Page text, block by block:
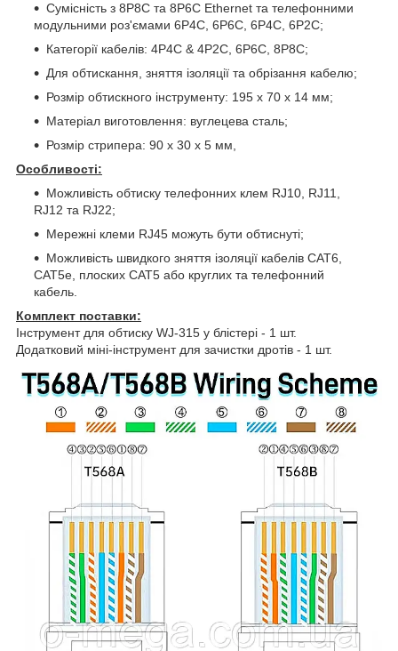
Сумісність з 8P8C та 8P6C Ethernet та телефонними
модульними роз'ємами 6P4C, 6P6C, 6P4C, 6P2C;
Категорії кабелів: 4P4C & 4P2C, 6P6C, 8P8C;
Для обтискання, зняття ізоляції та обрізання кабелю;
Розмір обтискного інструменту: 195 x 70 x 14 мм;
Матеріал виготовлення: вуглецева сталь;
Розмір стрипера: 90 x 30 x 5 мм,
Особливості:
Можливість обтиску телефонних клем RJ10, RJ11,
RJ12 та RJ22;
Мережні клеми RJ45 можуть бути обтиснуті;
Можливість швидкого зняття ізоляції кабелів CAT6,
CAT5e, плоских CAT5 або круглих та телефонний
кабель.
Комплект поставки:
Інструмент для обтиску WJ-315 у блістері - 1 шт.
Додатковий міні-інструмент для зачистки дротів - 1 шт.